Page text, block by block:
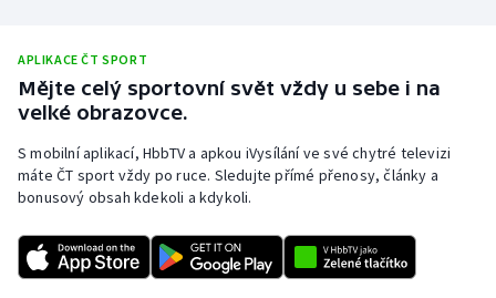
Ragby
Rychlobruslení
Rychlostní kanoistika
Short track
Sportovní střelba
APLIKACE ČT SPORT
Mějte celý sportovní svět vždy u sebe i na
velké obrazovce.
S mobilní aplikací, HbbTV a apkou iVysílání ve své chytré televizi
máte ČT sport vždy po ruce. Sledujte přímé přenosy, články a
bonusový obsah kdekoli a kdykoli.